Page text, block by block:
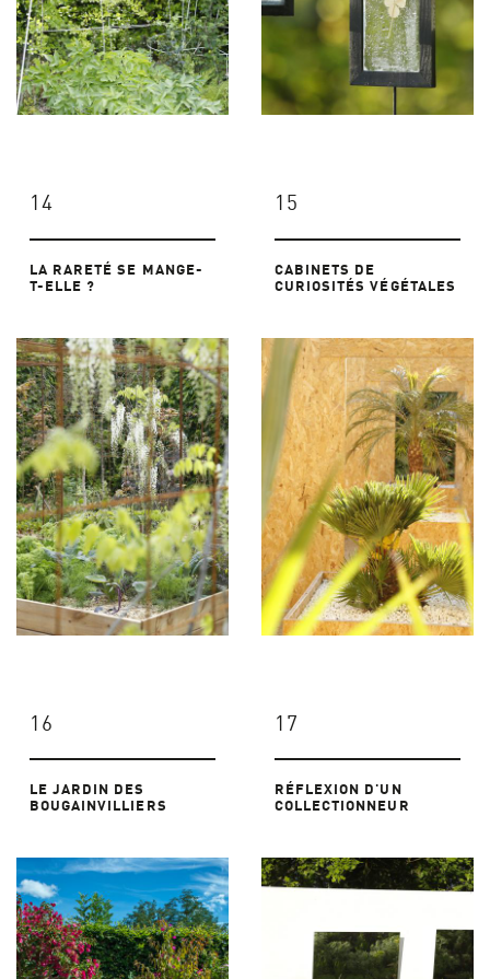
14
LA RARETÉ SE MANGE-
T-ELLE ?
15
CABINETS DE
CURIOSITÉS VÉGÉTALES
16
LE JARDIN DES
BOUGAINVILLIERS
17
RÉFLEXION D'UN
COLLECTIONNEUR